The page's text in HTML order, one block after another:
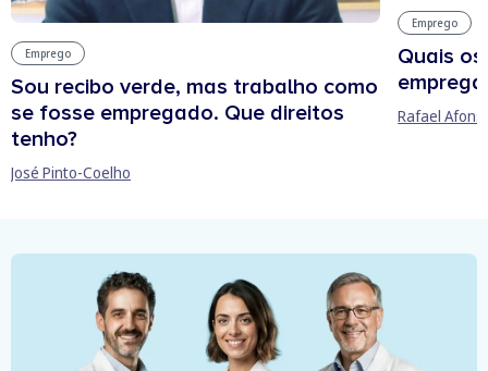
Emprego
Sou recibo verde, mas trabalho como
se fosse empregado. Que direitos
tenho?
José Pinto-Coelho
Emprego
Quais
Rafael